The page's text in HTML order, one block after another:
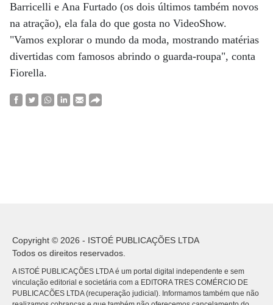
Barricelli e Ana Furtado (os dois últimos também novos
na atração), ela fala do que gosta no VideoShow.
"Vamos explorar o mundo da moda, mostrando matérias
divertidas com famosos abrindo o guarda-roupa", conta
Fiorella.
Copyright © 2026 - ISTOÉ PUBLICAÇÕES LTDA
Todos os direitos reservados.
A ISTOÉ PUBLICAÇÕES LTDA é um portal digital independente e sem
vinculação editorial e societária com a EDITORA TRES COMÉRCIO DE
PUBLICACÕES LTDA (recuperação judicial). Informamos também que não